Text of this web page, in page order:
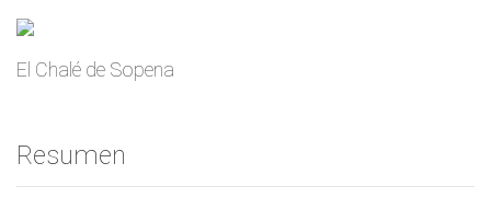
El Chalé de Sopena
Resumen